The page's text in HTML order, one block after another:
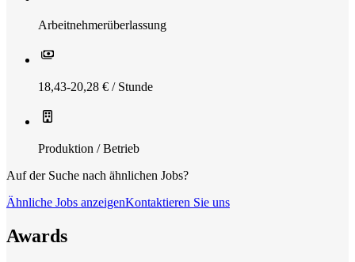
Arbeitnehmerüberlassung
18,43-20,28 € / Stunde
Produktion / Betrieb
Auf der Suche nach ähnlichen Jobs?
Ähnliche Jobs anzeigenKontaktieren Sie uns
Awards